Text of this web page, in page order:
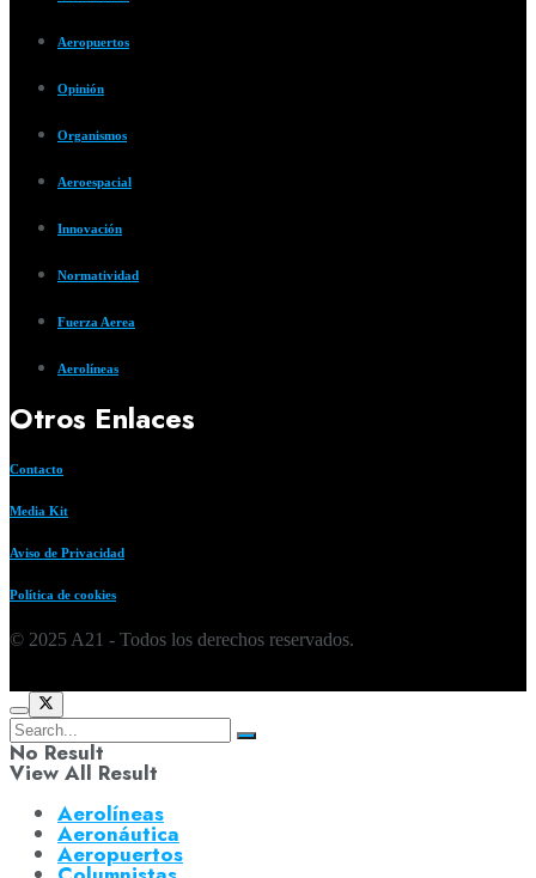
Aeropuertos
Opinión
Organismos
Aeroespacial
Innovación
Normatividad
Fuerza Aerea
Aerolíneas
Otros Enlaces
Contacto
Media Kit
Aviso de Privacidad
Política de cookies
© 2025 A21 - Todos los derechos reservados.
No Result
View All Result
Aerolíneas
Aeronáutica
Aeropuertos